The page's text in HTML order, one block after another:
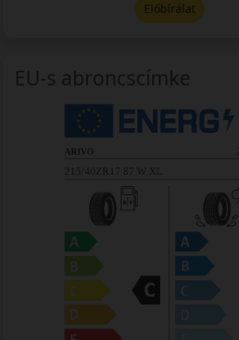
Előbírálat
EU-s abroncscímke